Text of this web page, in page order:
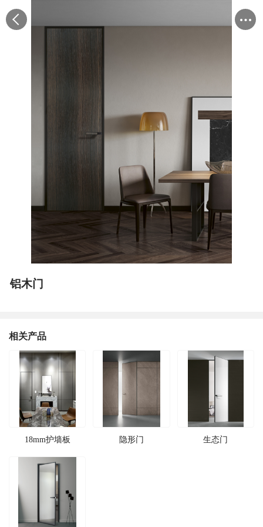
铝木门
相关产品
18mm护墙板 隐形门 生态门